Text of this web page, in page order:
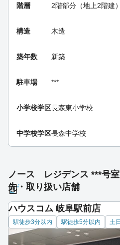
階層 2階部分（地上2階建）
構造 木造
築年数 新築
駐車場 ***
小学校学区長森東小学校
中学校学区長森中学校
ノース レジデンス ***号
先・取り扱い店舗
ハウスコム 岐阜駅前店
駅徒歩3分以内 駅徒歩5分以内 土